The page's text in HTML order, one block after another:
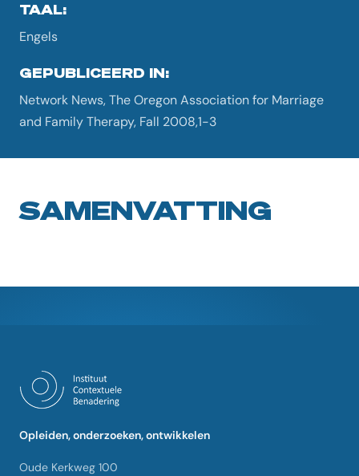
TAAL:
Engels
GEPUBLICEERD IN:
Network News, The Oregon Association for Marriage
and Family Therapy, Fall 2008,1-3
SAMENVATTING
Opleiden, onderzoeken, ontwikkelen
Oude Kerkweg 100